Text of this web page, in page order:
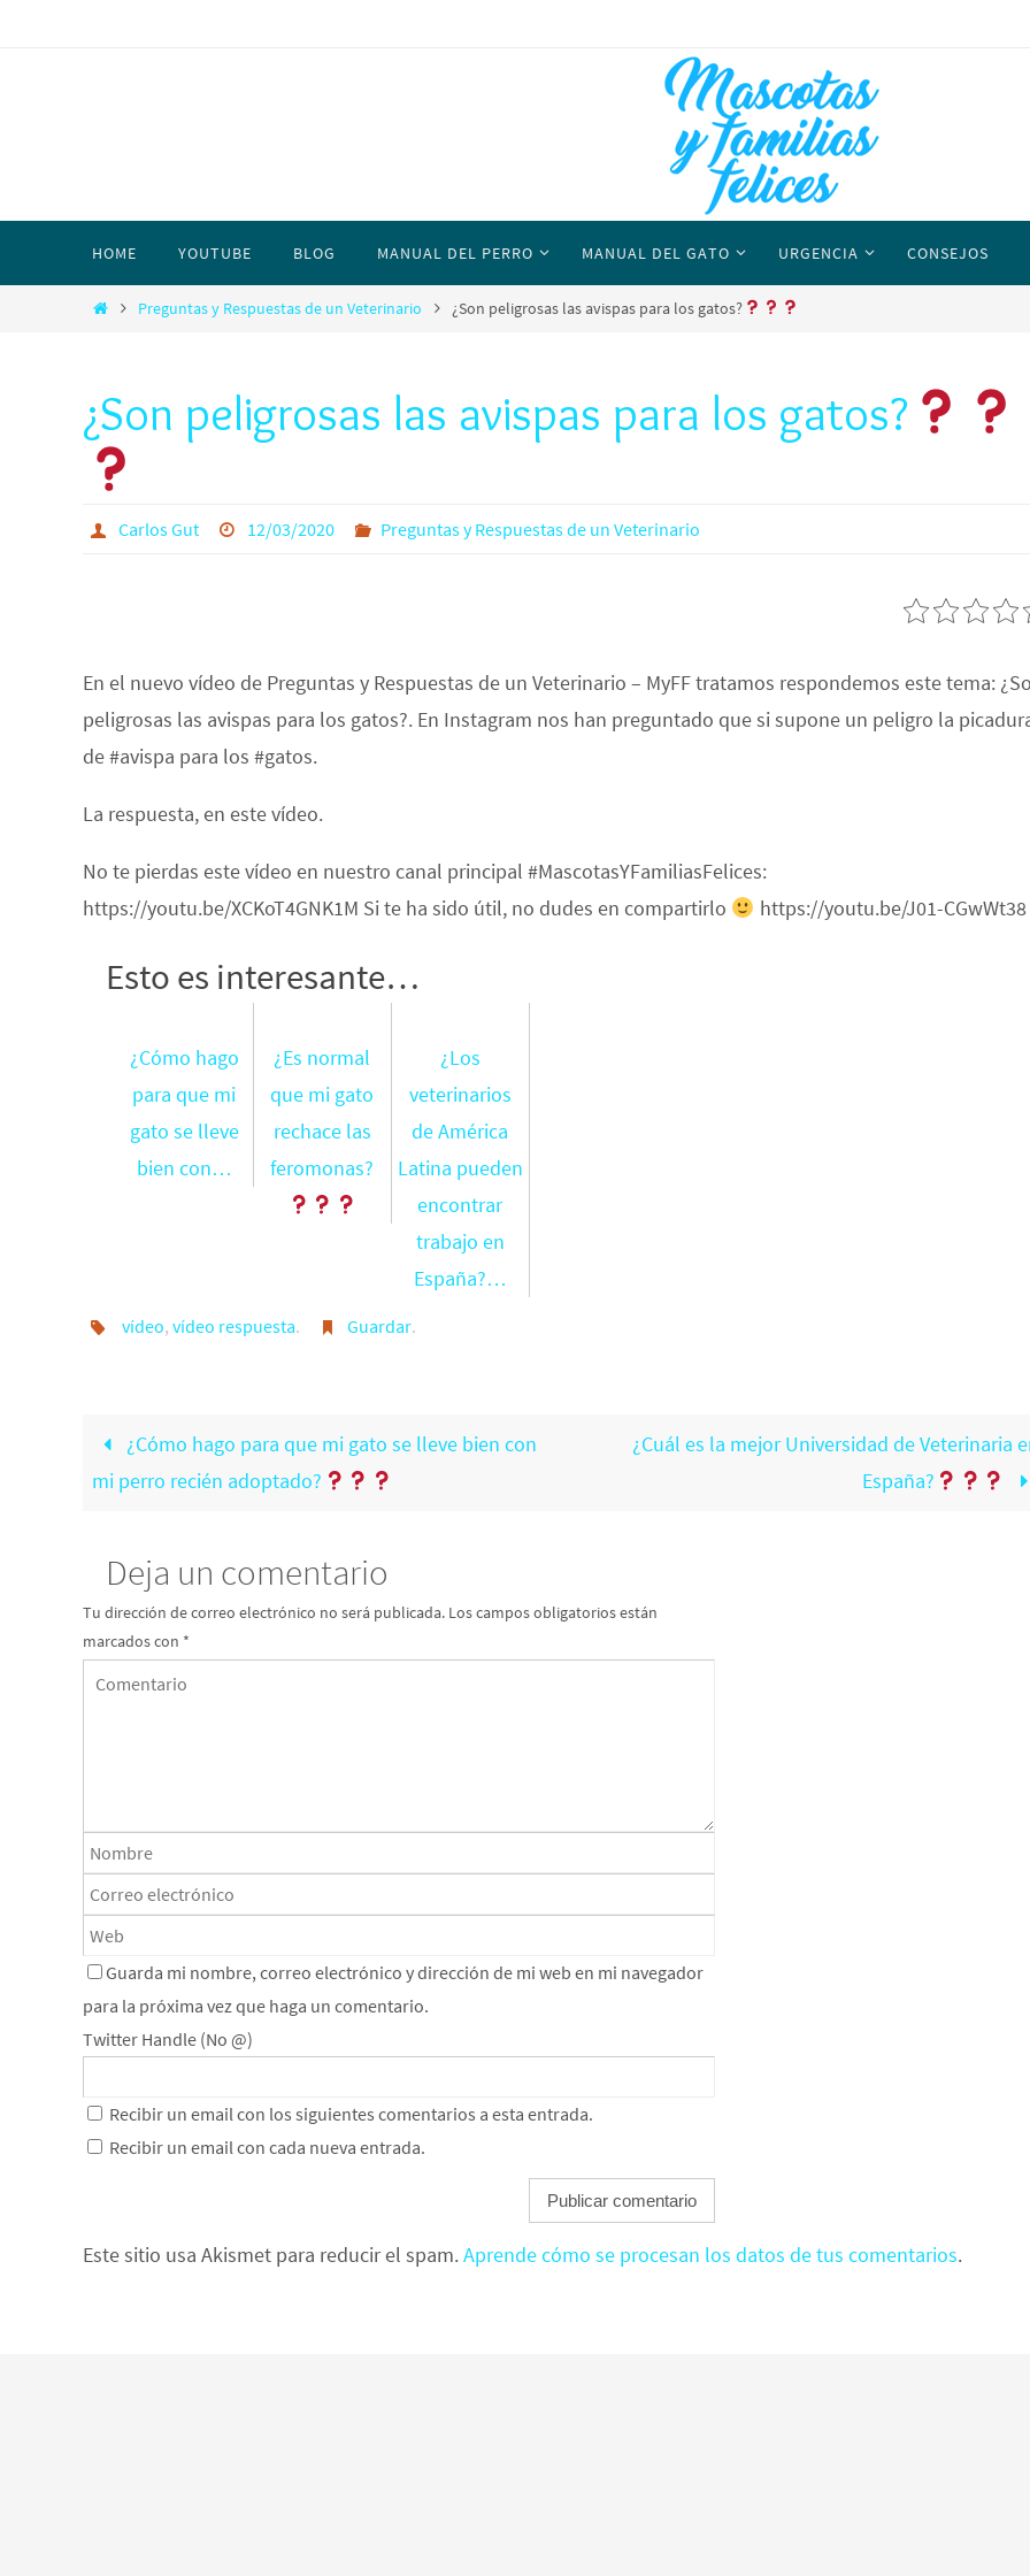
HOME YOUTUBE BLOG MANUAL DEL PERRO MANUAL DEL GATO URGENCIA CONSEJOS
Preguntas y Respuestas de un Veterinario ¿Son peligrosas las avispas para los gatos?
¿Son peligrosas las avispas para los gatos?
Carlos Gut 12/03/2020 Preguntas y Respuestas de un Veterinario
En el nuevo vídeo de Preguntas y Respuestas de un Veterinario – MyFF tratamos respondemos este tema:
peligrosas las avispas para los gatos?. En Instagram nos han preguntado que si supone un peligro la
de #avispa para los #gatos.
La respuesta, en este vídeo.
No te pierdas este vídeo en nuestro canal principal #MascotasYFamiliasFelices:
https://youtu.be/XCKoT4GNK1M Si te ha sido útil, no dudes en compartirlo
https://youtu.be/J01-CGwWt38
Esto es interesante…
¿Cómo hago
para que mi
gato se lleve
bien con…
¿Es normal
que mi gato
rechace las
feromonas?
¿Los
veterinarios
de América
Latina pueden
encontrar
trabajo en
España?…
vídeo, vídeo respuesta. Guardar.
¿Cómo hago para que mi gato se lleve bien con
mi perro recién adoptado?
¿Cuál es la mejor Universidad de Veterinaria
España?
Deja un comentario
Tu dirección de correo electrónico no será publicada. Los campos obligatorios están
marcados con *
Guarda mi nombre, correo electrónico y dirección de mi web en mi navegador
para la próxima vez que haga un comentario.
Twitter Handle (No @)
Recibir un email con los siguientes comentarios a esta entrada.
Recibir un email con cada nueva entrada.
Este sitio usa Akismet para reducir el spam.Aprende cómo se procesan los datos de tus comentarios.